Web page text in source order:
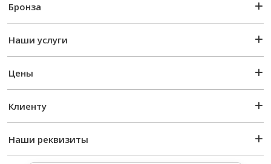
Бронза
Наши услуги
Цены
Клиенту
Наши реквизиты